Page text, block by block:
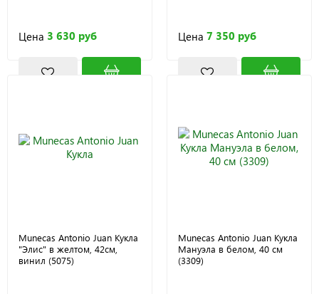
Цена 3 630 руб Цена 7 350 руб
Munecas Antonio Juan Кукла
"Элис" в желтом, 42см,
винил (5075)
Munecas Antonio Juan Кукла
Мануэла в белом, 40 см
(3309)